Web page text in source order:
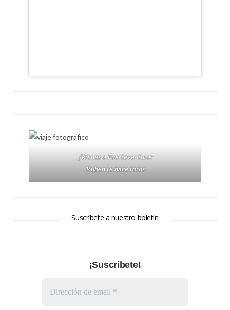
¿Vienes a Fuerteventura?
Ruben te hace fotos
Suscríbete a nuestro boletín
¡Suscríbete!